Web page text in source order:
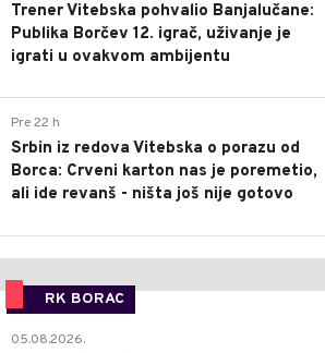
Trener Vitebska pohvalio Banjalučane:
Publika Borčev 12. igrač, uživanje je
igrati u ovakvom ambijentu
Pre 22 h
Srbin iz redova Vitebska o porazu od
Borca: Crveni karton nas je poremetio,
ali ide revanš - ništa još nije gotovo
RK BORAC
05.08.2026.